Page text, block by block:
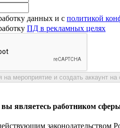
данных и с политикой
ПД в рекламных целях
на мероприятие и создать аккаунт на
являетесь работником
законодательством